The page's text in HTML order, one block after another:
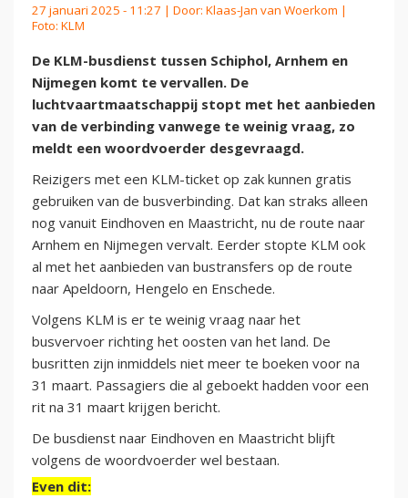
27 januari 2025 - 11:27 | Door: Klaas-Jan van Woerkom |
Foto: KLM
De KLM-busdienst tussen Schiphol, Arnhem en
Nijmegen komt te vervallen. De
luchtvaartmaatschappij stopt met het aanbieden
van de verbinding vanwege te weinig vraag, zo
meldt een woordvoerder desgevraagd.
Reizigers met een KLM-ticket op zak kunnen gratis
gebruiken van de busverbinding. Dat kan straks alleen
nog vanuit Eindhoven en Maastricht, nu de route naar
Arnhem en Nijmegen vervalt. Eerder stopte KLM ook
al met het aanbieden van bustransfers op de route
naar Apeldoorn, Hengelo en Enschede.
Volgens KLM is er te weinig vraag naar het
busvervoer richting het oosten van het land. De
busritten zijn inmiddels niet meer te boeken voor na
31 maart. Passagiers die al geboekt hadden voor een
rit na 31 maart krijgen bericht.
De busdienst naar Eindhoven en Maastricht blijft
volgens de woordvoerder wel bestaan.
Even dit: